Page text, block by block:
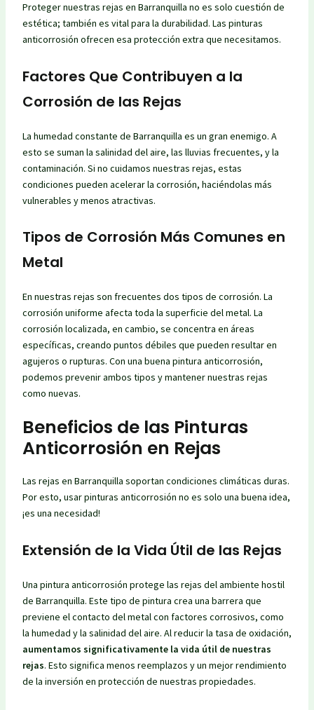
Proteger nuestras rejas en Barranquilla no es solo cuestión de
estética; también es vital para la durabilidad. Las pinturas
anticorrosión ofrecen esa protección extra que necesitamos.
Factores Que Contribuyen a la
Corrosión de las Rejas
La humedad constante de Barranquilla es un gran enemigo. A
esto se suman la salinidad del aire, las lluvias frecuentes, y la
contaminación. Si no cuidamos nuestras rejas, estas
condiciones pueden acelerar la corrosión, haciéndolas más
vulnerables y menos atractivas.
Tipos de Corrosión Más Comunes en
Metal
En nuestras rejas son frecuentes dos tipos de corrosión. La
corrosión uniforme afecta toda la superficie del metal. La
corrosión localizada, en cambio, se concentra en áreas
específicas, creando puntos débiles que pueden resultar en
agujeros o rupturas. Con una buena pintura anticorrosión,
podemos prevenir ambos tipos y mantener nuestras rejas
como nuevas.
Beneficios de las Pinturas
Anticorrosión en Rejas
Las rejas en Barranquilla soportan condiciones climáticas duras.
Por esto, usar pinturas anticorrosión no es solo una buena idea,
¡es una necesidad!
Extensión de la Vida Útil de las Rejas
Una pintura anticorrosión protege las rejas del ambiente hostil
de Barranquilla. Este tipo de pintura crea una barrera que
previene el contacto del metal con factores corrosivos, como
la humedad y la salinidad del aire. Al reducir la tasa de oxidación,
aumentamos significativamente la vida útil de nuestras
rejas. Esto significa menos reemplazos y un mejor rendimiento
de la inversión en protección de nuestras propiedades.